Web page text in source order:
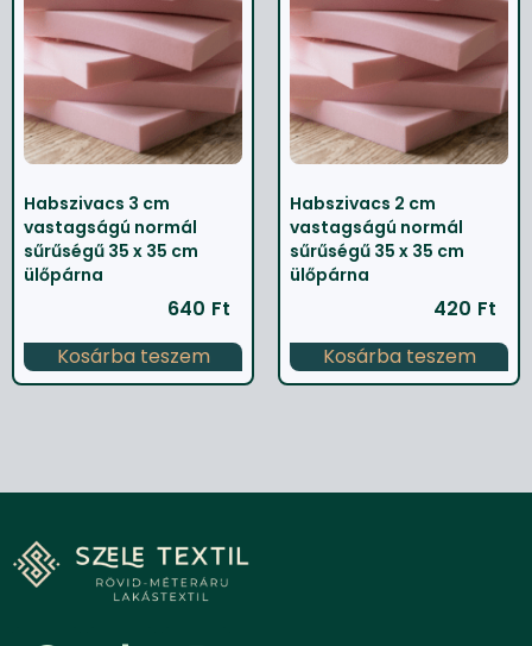
Habszivacs 3 cm
vastagságú normál
sűrűségű 35 x 35 cm
ülőpárna
640 Ft
Kosárba teszem
Habszivacs 2 cm
vastagságú normál
sűrűségű 35 x 35 cm
ülőpárna
420 Ft
Kosárba teszem